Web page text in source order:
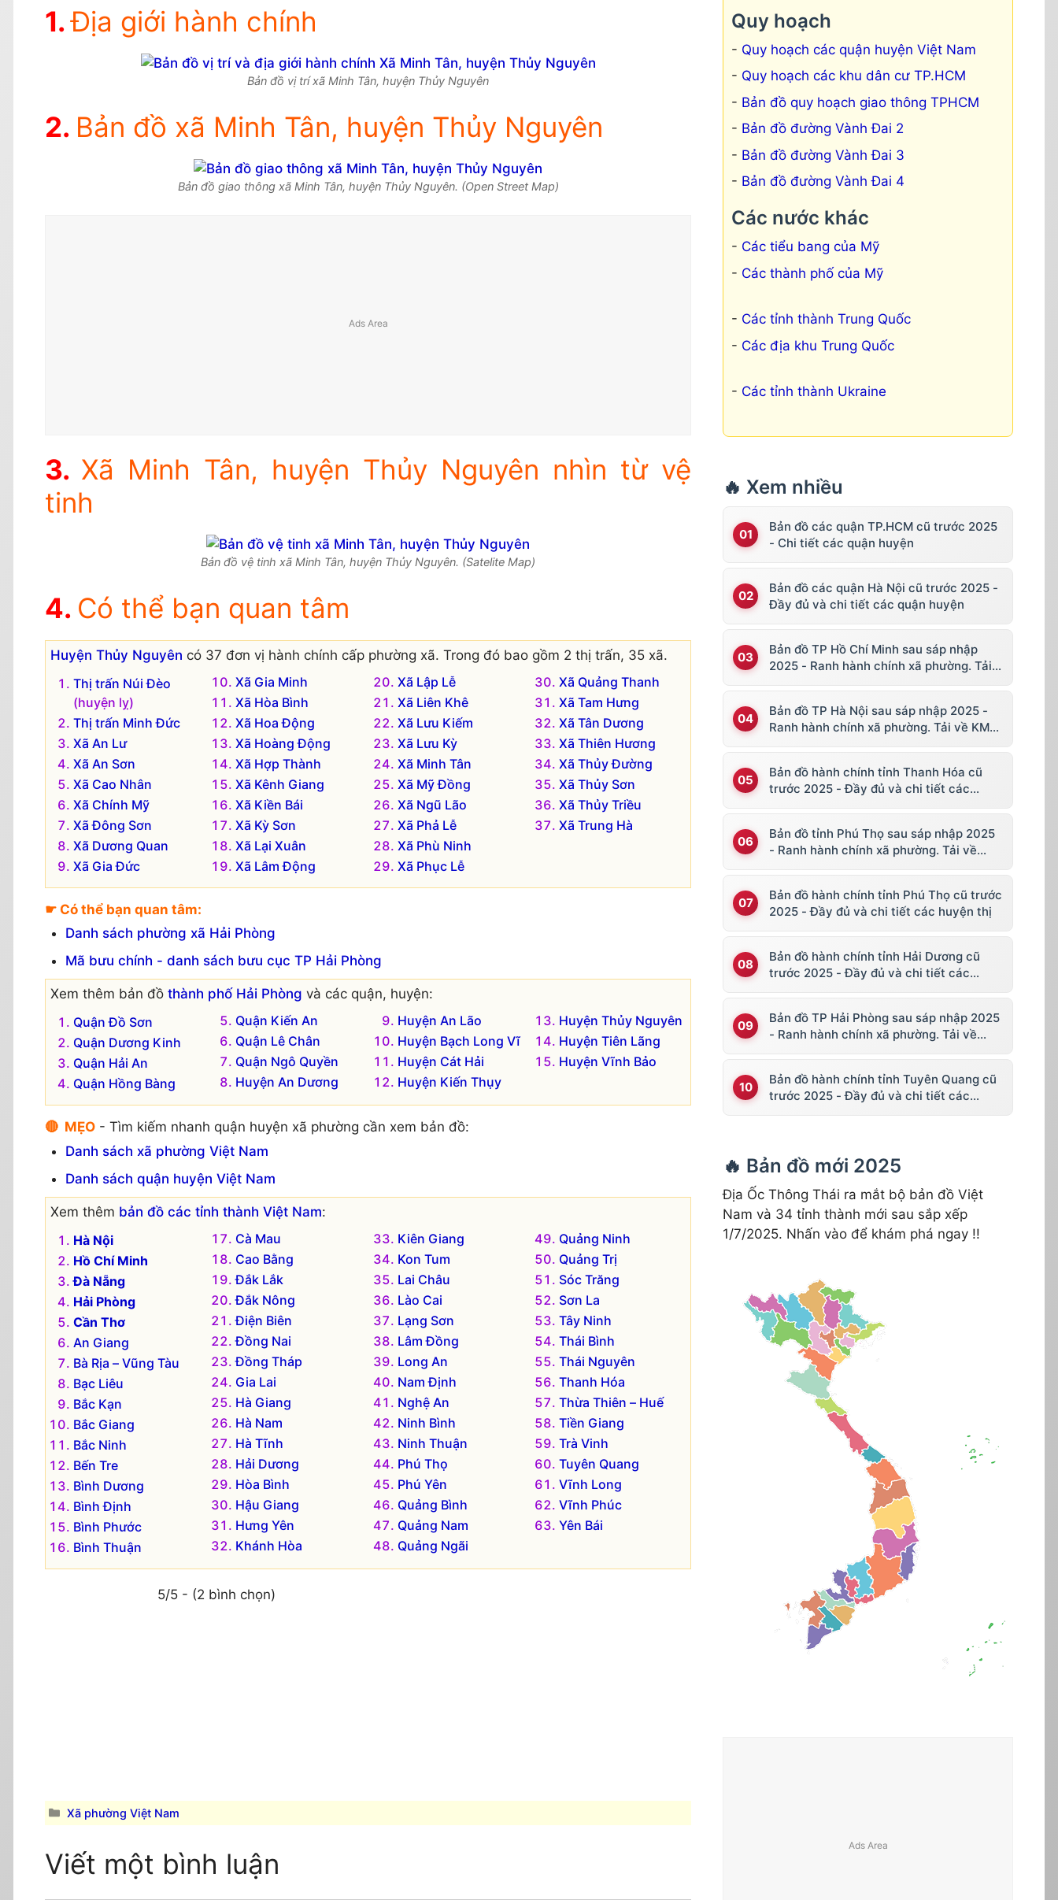
Địa giới hành chính
Bản đồ vị trí xã Minh Tân, huyện Thủy Nguyên
Bản đồ xã Minh Tân, huyện Thủy Nguyên
Bản đồ giao thông xã Minh Tân, huyện Thủy Nguyên. (Open Street Map)
Xã Minh Tân, huyện Thủy Nguyên nhìn từ vệ
tinh
Bản đồ vệ tinh xã Minh Tân, huyện Thủy Nguyên. (Satelite Map)
Có thể bạn quan tâm
Huyện Thủy Nguyên có 37 đơn vị hành chính cấp phường xã. Trong đó bao gồm 2 thị trấn, 35 xã.
Thị trấn Núi Đèo
(huyện lỵ)
Thị trấn Minh Đức
Xã An Lư
Xã An Sơn
Xã Cao Nhân
Xã Chính Mỹ
Xã Đông Sơn
Xã Dương Quan
Xã Gia Đức
Xã Gia Minh
Xã Hòa Bình
Xã Hoa Động
Xã Hoàng Động
Xã Hợp Thành
Xã Kênh Giang
Xã Kiền Bái
Xã Kỳ Sơn
Xã Lại Xuân
Xã Lâm Động
Xã Lập Lễ
Xã Liên Khê
Xã Lưu Kiếm
Xã Lưu Kỳ
Xã Minh Tân
Xã Mỹ Đồng
Xã Ngũ Lão
Xã Phả Lễ
Xã Phù Ninh
Xã Phục Lễ
Xã Quảng Thanh
Xã Tam Hưng
Xã Tân Dương
Xã Thiên Hương
Xã Thủy Đường
Xã Thủy Sơn
Xã Thủy Triều
Xã Trung Hà
☛ Có thể bạn quan tâm:
Danh sách phường xã Hải Phòng
Mã bưu chính - danh sách bưu cục TP Hải Phòng
Xem thêm bản đồ thành phố Hải Phòng và các quận, huyện:
Quận Đồ Sơn
Quận Dương Kinh
Quận Hải An
Quận Hồng Bàng
Quận Kiến An
Quận Lê Chân
Quận Ngô Quyền
Huyện An Dương
Huyện An Lão
Huyện Bạch Long Vĩ
Huyện Cát Hải
Huyện Kiến Thụy
Huyện Thủy Nguyên
Huyện Tiên Lãng
Huyện Vĩnh Bảo
🔴 MẸO - Tìm kiếm nhanh quận huyện xã phường cần xem bản đồ:
Danh sách xã phường Việt Nam
Danh sách quận huyện Việt Nam
Xem thêm bản đồ các tỉnh thành Việt Nam:
Hà Nội
Hồ Chí Minh
Đà Nẵng
Hải Phòng
Cần Thơ
An Giang
Bà Rịa – Vũng Tàu
Bạc Liêu
Bắc Kạn
Bắc Giang
Bắc Ninh
Bến Tre
Bình Dương
Bình Định
Bình Phước
Bình Thuận
Cà Mau
Cao Bằng
Đắk Lắk
Đắk Nông
Điện Biên
Đồng Nai
Đồng Tháp
Gia Lai
Hà Giang
Hà Nam
Hà Tĩnh
Hải Dương
Hòa Bình
Hậu Giang
Hưng Yên
Khánh Hòa
Kiên Giang
Kon Tum
Lai Châu
Lào Cai
Lạng Sơn
Lâm Đồng
Long An
Nam Định
Nghệ An
Ninh Bình
Ninh Thuận
Phú Thọ
Phú Yên
Quảng Bình
Quảng Nam
Quảng Ngãi
Quảng Ninh
Quảng Trị
Sóc Trăng
Sơn La
Tây Ninh
Thái Bình
Thái Nguyên
Thanh Hóa
Thừa Thiên – Huế
Tiền Giang
Trà Vinh
Tuyên Quang
Vĩnh Long
Vĩnh Phúc
Yên Bái
5/5 - (2 bình chọn)
Danh
mục
Xã phường Việt Nam
Viết một bình luận
Quy hoạch
Quy hoạch các quận huyện Việt Nam
Quy hoạch các khu dân cư TP.HCM
Bản đồ quy hoạch giao thông TPHCM
Bản đồ đường Vành Đai 2
Bản đồ đường Vành Đai 3
Bản đồ đường Vành Đai 4
Các nước khác
Các tiểu bang của Mỹ
Các thành phố của Mỹ
Các tỉnh thành Trung Quốc
Các địa khu Trung Quốc
Các tỉnh thành Ukraine
🔥 Xem nhiều
Bản đồ các quận TP.HCM cũ trước 2025
- Chi tiết các quận huyện
Bản đồ các quận Hà Nội cũ trước 2025 -
Đầy đủ và chi tiết các quận huyện
Bản đồ TP Hồ Chí Minh sau sáp nhập
2025 - Ranh hành chính xã phường. Tải
Bản đồ TP Hà Nội sau sáp nhập 2025 -
Ranh hành chính xã phường. Tải về KML,
Bản đồ hành chính tỉnh Thanh Hóa cũ
trước 2025 - Đầy đủ và chi tiết các
Bản đồ tỉnh Phú Thọ sau sáp nhập 2025
- Ranh hành chính xã phường. Tải về
Bản đồ hành chính tỉnh Phú Thọ cũ trước
2025 - Đầy đủ và chi tiết các huyện thị
Bản đồ hành chính tỉnh Hải Dương cũ
trước 2025 - Đầy đủ và chi tiết các
Bản đồ TP Hải Phòng sau sáp nhập 2025
- Ranh hành chính xã phường. Tải về
Bản đồ hành chính tỉnh Tuyên Quang cũ
trước 2025 - Đầy đủ và chi tiết các
🔥 Bản đồ mới 2025
Địa Ốc Thông Thái ra mắt bộ bản đồ Việt
Nam và 34 tỉnh thành mới sau sắp xếp
1/7/2025. Nhấn vào để khám phá ngay !!